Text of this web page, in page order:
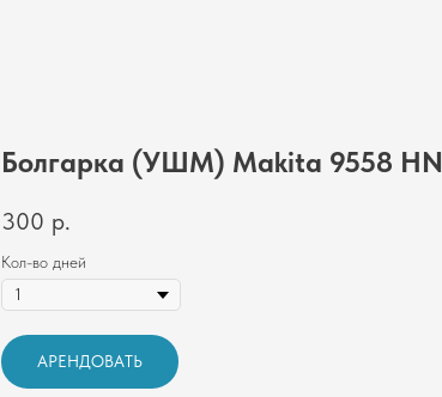
Болгарка (УШМ) Makita 9558 HN
300 р.
Кол-во дней
АРЕНДОВАТЬ